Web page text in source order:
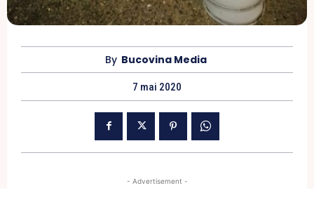
By Bucovina Media
7 mai 2020
- Advertisement -